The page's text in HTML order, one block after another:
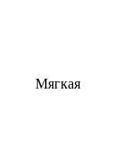
Мягкая